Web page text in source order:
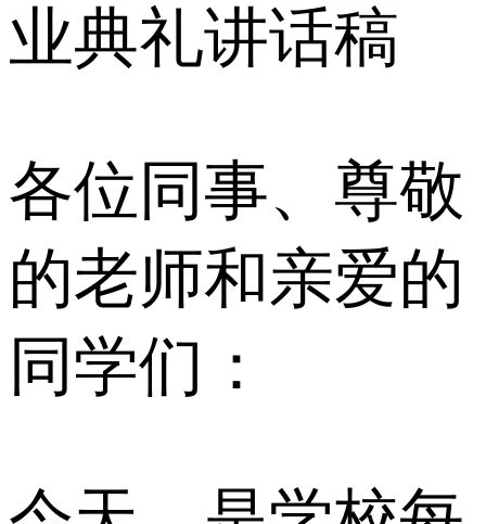
业典礼讲话稿
各位同事、尊敬
的老师和亲爱的
同学们：